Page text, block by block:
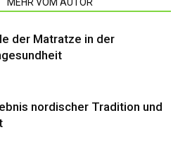
der Matratze in der
nordischer Tradition und